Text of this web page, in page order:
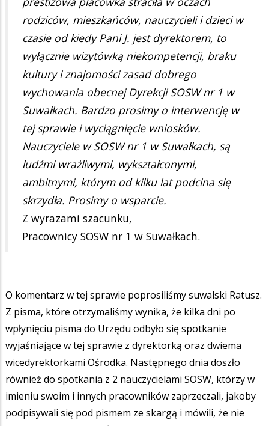
rodziców, mieszkańców, nauczycieli i dzieci w
czasie od kiedy Pani J. jest dyrektorem, to
wyłącznie wizytówką niekompetencji, braku
kultury i znajomości zasad dobrego
wychowania obecnej Dyrekcji SOSW nr 1 w
Suwałkach. Bardzo prosimy o interwencję w
tej sprawie i wyciągnięcie wniosków.
Nauczyciele w SOSW nr 1 w Suwałkach, są
ludźmi wrażliwymi, wykształconymi,
ambitnymi, którym od kilku lat podcina się
skrzydła. Prosimy o wsparcie.
Z wyrazami szacunku,
Pracownicy SOSW nr 1 w Suwałkach.
O komentarz w tej sprawie poprosiliśmy suwalski Ratusz.
Z pisma, które otrzymaliśmy wynika, że kilka dni po
wpłynięciu pisma do Urzędu odbyło się spotkanie
wyjaśniające w tej sprawie z dyrektorką oraz dwiema
wicedyrektorkami Ośrodka. Następnego dnia doszło
również do spotkania z 2 nauczycielami SOSW, którzy w
imieniu swoim i innych pracowników zaprzeczali, jakoby
podpisywali się pod pismem ze skargą i mówili, że nie